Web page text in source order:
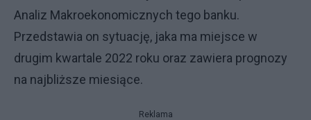
Analiz Makroekonomicznych tego banku.
Przedstawia on sytuację, jaka ma miejsce w
drugim kwartale 2022 roku oraz zawiera prognozy
na najbliższe miesiące.
Reklama